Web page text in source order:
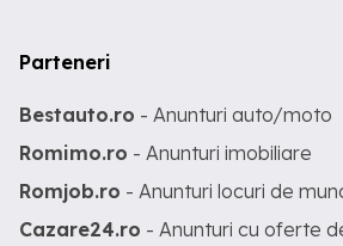
Parteneri
Bestauto.ro - Anunturi auto/moto
Romimo.ro - Anunturi imobiliare
Romjob.ro - Anunturi locuri de
Cazare24.ro - Anunturi cu oferte